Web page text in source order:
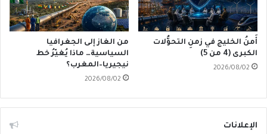
أَمنُ الخليج في زمنِ التحوُّلات
الكبرى (4 من 5)
2026/08/02
من الغاز إلى الجغرافيا
السياسية… ماذا يُغيّرُ خط
نيجيريا–المغرب؟
2026/08/02
الإعلانات